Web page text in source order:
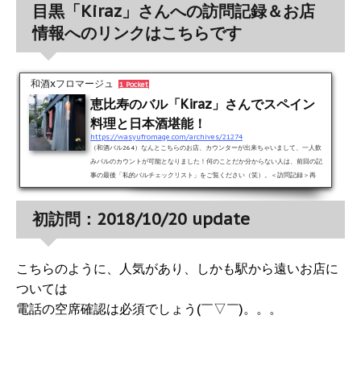
目黒「Kiraz」さんへの訪問記録＆お店
情報へのリンクはこちらです
和酒xフロマージュ 1 Pocket
恵比寿のバル「Kiraz」さんでスペイン
料理と日本酒堪能！
https://wasyufromage.com/archives/21274
（和酒バル264）なんとこちらのお店、カウンターが出来ちゃいまして、一人飲
みバルのカウントが可能となりました！何のことだか分からない人は、前回の記
事の最後「私的バルチェックリスト」をご覧ください（笑）。＜訪問記録＞再
訪：2019/6/17 update（最新）初訪問：2018/10/20 update（ペアリングコー
ス）お店情報 再訪：2019/6/17 updateなんとこちらのお店、カウンターが出来
ちゃいまして、一人飲みバルのカウントが可能となりました！何のことだか分か
らない人は、前回の記事の最後「私的バルチェックリスト」をご覧...
初訪問：2018/10/20 update
こちらのように、人気があり、しかも駅から遠いお店に
ついては
電話の空席確認は必須でしょう(￣▽￣)。。。